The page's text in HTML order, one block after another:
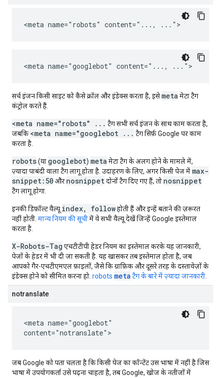
<meta name="robots" content="..., ...">
<meta name="googlebot" content="..., ...">
सर्च इंजन किसी साइट को कैसे क्रॉल और इंडेक्स करता है, इसेmeta मेटा टैग
कंट्रोल करते हैं.
<meta name="robots" ... टैग सभी सर्च इंजन के साथ काम करता है,
जबकि <meta name="googlebot ... टैग सिर्फ़ Google पर काम
करता है.
robots(या googlebot) meta मेटा टैग के अलग होने के मामले में,
ज़्यादा पाबंदी वाला टैग लागू होता है. उदाहरण के लिए, अगर किसी पेज में max-
snippet:50और nosnippetदोनों टैग दिए गए हैं, तो nosnippet
टैग लागू होगा.
इनकी डिफ़ॉल्ट वैल्यू index, followहोती हैं और इन्हें बताने की ज़रूरत
नहीं होती. मान्य नियम की सूचीमें वे सभी वैल्यू देखें जिन्हें Google इस्तेमाल
करता है.
X-Robots-Tag एचटीटीपी हेडर नियम का इस्तेमाल करके यह जानकारी,
पेजों के हेडर में भी दी जा सकती है. यह खासकर तब इस्तेमाल होता है, जब
आपको गैर-एचटीएमएल फ़ाइलों, जैसे कि ग्राफ़िक और दूसरे तरह के दस्तावेज़ों के
इंडेक्स होने को सीमित करना हो. robots meta टैग के बारे में ज़्यादा जानकारी
notranslate
<meta name="googlebot"
content="notranslate">
जब Google को पता चलता है कि किसी पेज का कॉन्टेंट उस भाषा में नहीं है जिस
भाषा में उपयोगकर्ता उसे पढ़ना चाहता है, तब Google, खोज के नतीजों में